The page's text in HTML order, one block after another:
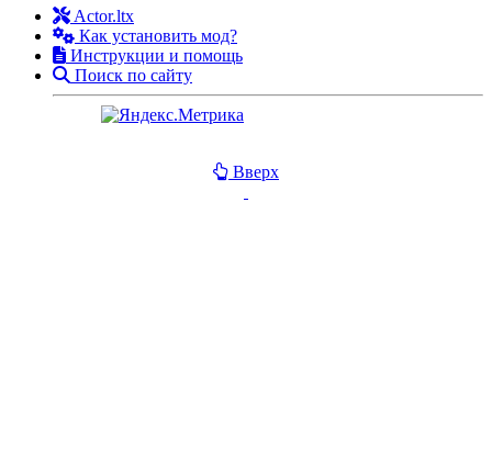
Actor.ltx
Как установить мод?
Инструкции и помощь
Поиск по сайту
Вверх